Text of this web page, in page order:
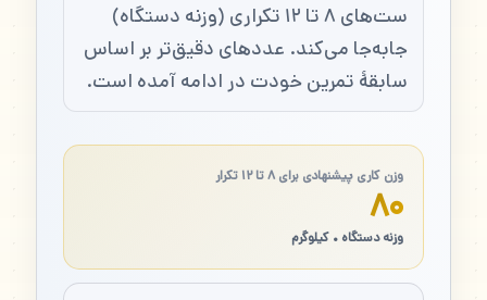
ست‌های ۸ تا ۱۲ تکراری (وزنه دستگاه)
جابه‌جا می‌کند. عددهای دقیق‌تر بر اساس
سابقهٔ تمرین خودت در ادامه آمده است.
وزن کاری پیشنهادی برای ۸ تا ۱۲ تکرار
۸۰
وزنه دستگاه • کیلوگرم